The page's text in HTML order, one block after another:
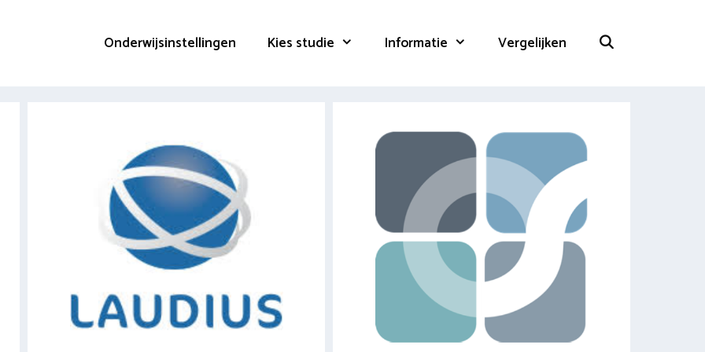
Onderwijsinstellingen Kies studie Informatie Vergelijken